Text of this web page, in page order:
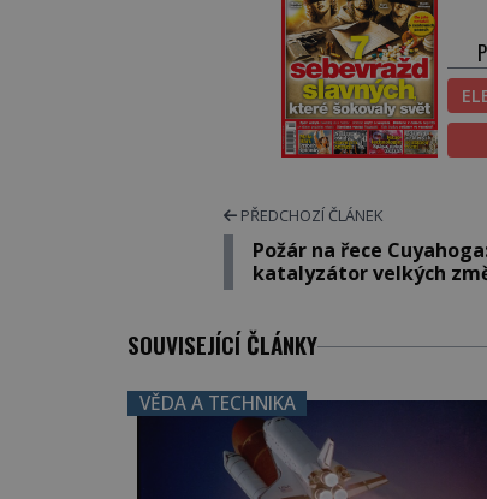
PŘEDCHOZÍ ČLÁNEK
Požár na řece
katalyzátor velkých
SOUVISEJÍCÍ ČLÁNKY
VĚDA A TECHNIKA